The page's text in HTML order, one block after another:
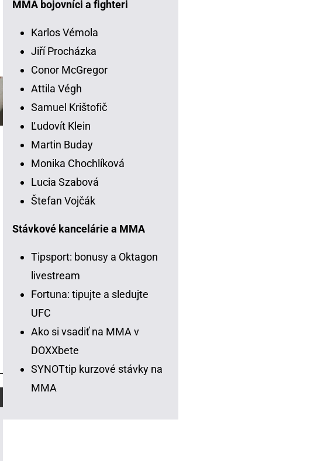
MMA bojovníci a fighteri
Karlos Vémola
Jiří Procházka
Conor McGregor
Attila Végh
Samuel Krištofič
Ľudovít Klein
Martin Buday
Monika Chochlíková
Lucia Szabová
Štefan Vojčák
Stávkové kancelárie a MMA
Tipsport: bonusy a Oktagon
livestream
Fortuna: tipujte a sledujte
UFC
Ako si vsadiť na MMA v
DOXXbete
SYNOTtip kurzové stávky na
MMA